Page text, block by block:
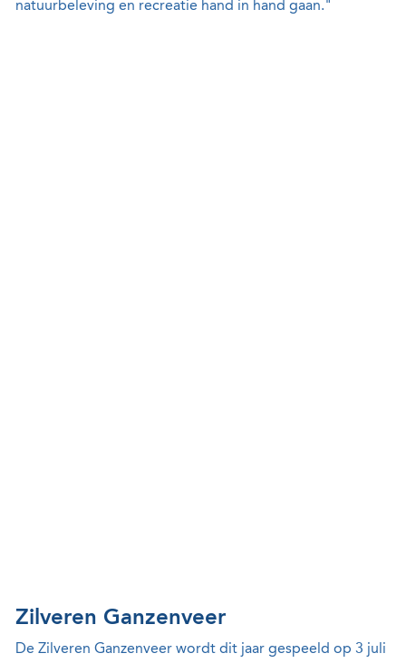
natuurbeleving en recreatie hand in hand gaan."
Zilveren Ganzenveer
De Zilveren Ganzenveer wordt dit jaar gespeeld op 3 juli